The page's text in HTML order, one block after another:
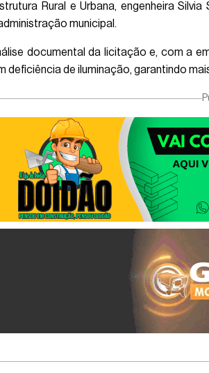
Rural e Urbana, engenheira
municipal.
documental da licitação e, com a
de iluminação, garantindo